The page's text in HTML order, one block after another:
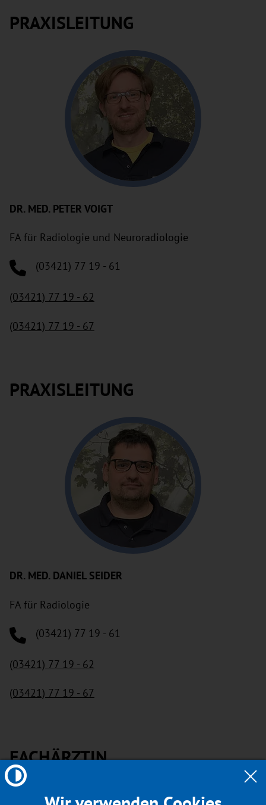
PRAXISLEITUNG
DR. MED. PETER VOIGT
FA für Radiologie und Neuroradiologie
(03421) 77 19 - 61
(03421) 77 19 - 62
(03421) 77 19 - 67
PRAXISLEITUNG
DR. MED. DANIEL SEIDER
FA für Radiologie
(03421) 77 19 - 61
(03421) 77 19 - 62
(03421) 77 19 - 67
FACHÄRZTIN